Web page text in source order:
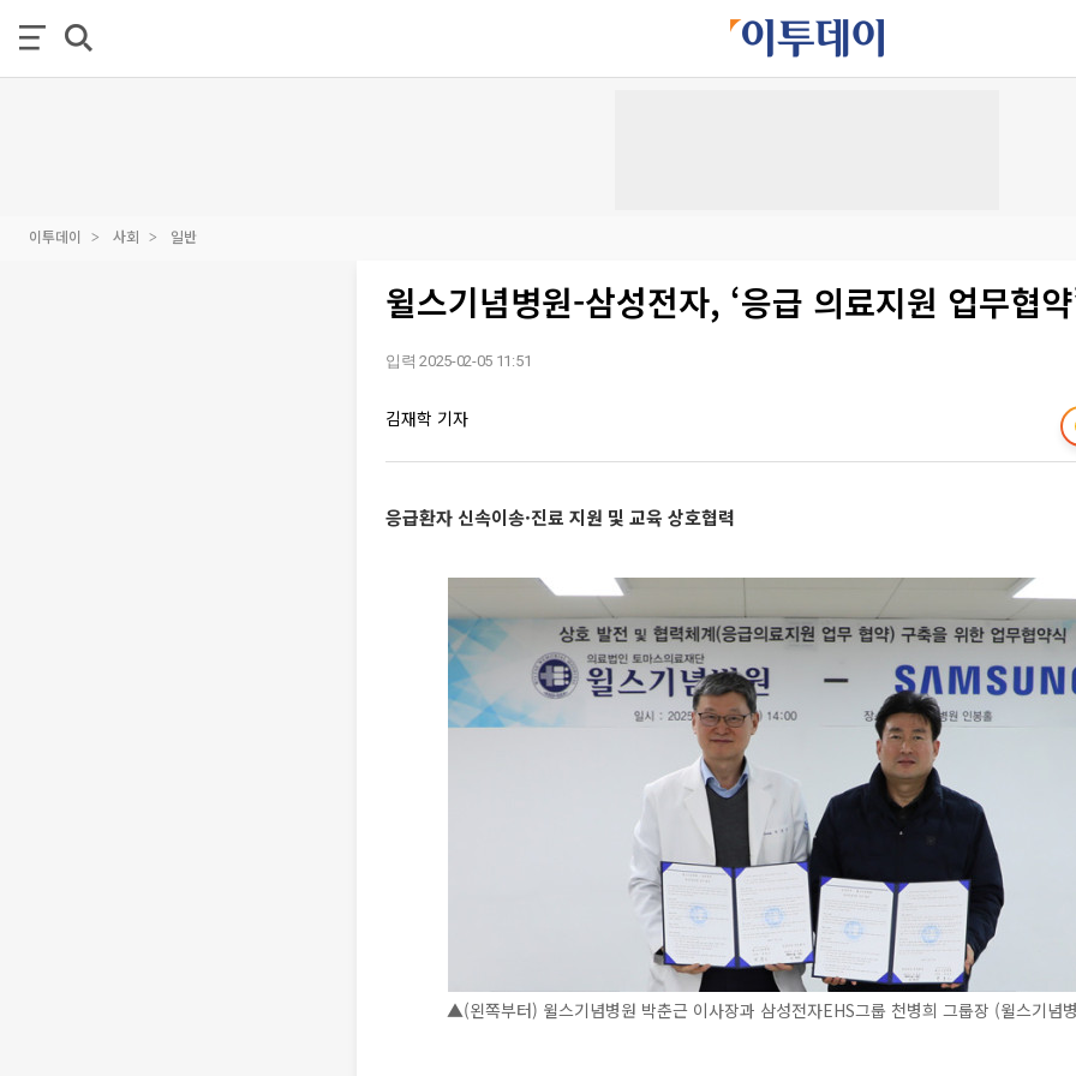
이투데이 사회 일반
윌스기념병원-삼성전자, ‘응급 의료지원 업무협
입력 2025-02-05 11:51
김재학 기자
응급환자 신속이송·진료 지원 및 교육 상호협력
▲(왼쪽부터) 윌스기념병원 박춘근 이사장과 삼성전자EHS그룹 천병희 그룹장 (윌스기념